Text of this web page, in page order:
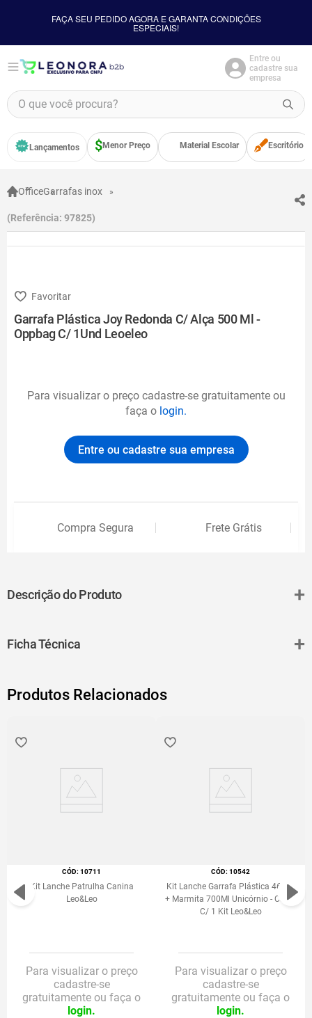
FAÇA SEU PEDIDO AGORA E GARANTA CONDIÇÕES
ESPECIAIS!
Entre ou
cadastre sua
empresa
O que você procura?
Lançamentos Menor Preço Material Escolar Escritório
OfficeGarrafas inox
Referência: 97825
Garrafa Plástica Joy Redonda C/ Alça 500 Ml -
Oppbag C/ 1Und Leoeleo
Para visualizar o preço cadastre-se gratuitamente ou
faça o login.
Entre ou cadastre sua empresa
Compra Segura Frete Grátis
Descrição do Produto +
transparentes e vêm com uma estampa exclusiva com cores
vibrantes. Elas têm capacidade para armazenar até 500 ml, por isso
disso, possuem uma alça que facilita o transporte e o manuseio,
este acessório indispensável para aumentar ainda mais suas vendas.
Ficha Técnica +
Produtos Relacionados
:10711
Kit Lanche Patrulha Canina
Leo&Leo
Para visualizar o preço
cadastre-se
gratuitamente ou faça o
login.
:10542
Kit Lanche Garrafa Plástica 460Ml
+ Marmita 700Ml Unicórnio - Caixa
C/ 1 Kit Leo&Leo
Para visualizar o preço
cadastre-se
gratuitamente ou faça o
login.
TERMOS MAIS BUSCADOS